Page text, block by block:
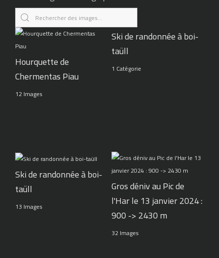
Hourquette de
Chermentas Piau
12 Images
Ski de randonnée à boi-
taüll
1 Catégorie
Ski de randonnée à boi-
taüll
13 Images
Gros déniv au Pic de
l'Har le 13 janvier 2024 :
900 -> 2430 m
32 Images